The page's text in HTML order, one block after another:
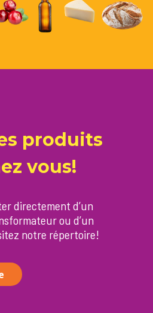
produits
vous!
directement d’un
ou d’un
notre répertoire!